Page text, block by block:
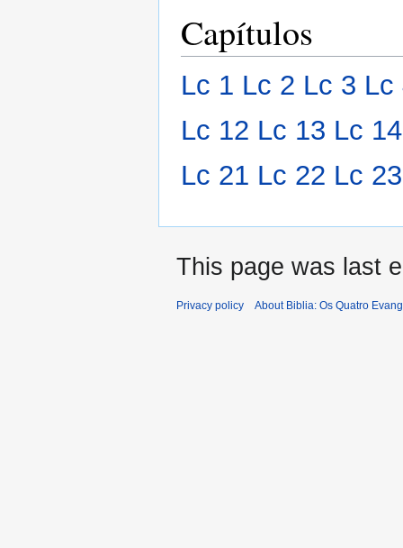
Capítulos
Lc 1 Lc 2 Lc 3 Lc
Lc 12 Lc 13 Lc 14
Lc 21 Lc 22 Lc 23
This page was last
Privacy policy About Biblia: Os Quatro